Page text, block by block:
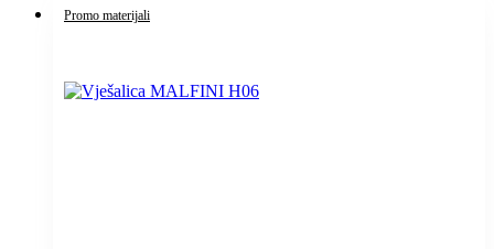
Promo materijali